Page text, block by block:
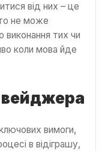
від них – це
не може
виконання тих чи
коли мова йде
вимоги,
в відіграшу,